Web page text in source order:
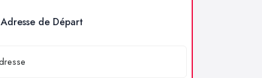
Adresse de Départ